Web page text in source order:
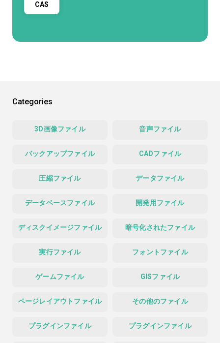
CAS
Categories
3D画像ファイル 音声ファイル
バックアップファイル CADファイル
圧縮ファイル データファイル
データベースファイル 開発用ファイル
ディスクイメージファイル 暗号化されたファイル
実行ファイル フォントファイル
ゲームファイル GISファイル
ページレイアウトファイル その他のファイル
プラグインファイル プラグインファイル